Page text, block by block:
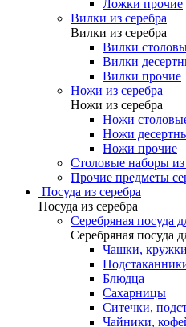
Ложки прочие
Вилки из серебра
Вилки из серебра
Вилки
Вилки
Вилки прочие
Ножи из серебра
Ножи из серебра
Ножи
Ножи
Ножи прочие
Столовые наборы из
Прочие предметы
Посуда из серебра
Посуда из серебра
Серебряная посуда
Серебряная посуда
Чашки, кружки
Блюдца
Сахарницы
Ситечки,
Чайники,